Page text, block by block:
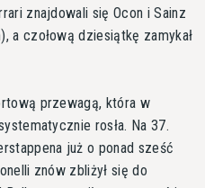
znajdowali się Ocon i Sainz
a czołową dziesiątkę zamykał
przewagą, która w
rosła. Na 37.
już o ponad sześć
znów zbliżył się do